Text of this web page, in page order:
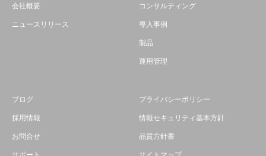
会社概要
ニュースリリース
コンサルティング
導入事例
製品
運用管理
ブログ
採用情報
お問合せ
プライバシーポリシー
情報セキュリティ基本方針
品質方針書